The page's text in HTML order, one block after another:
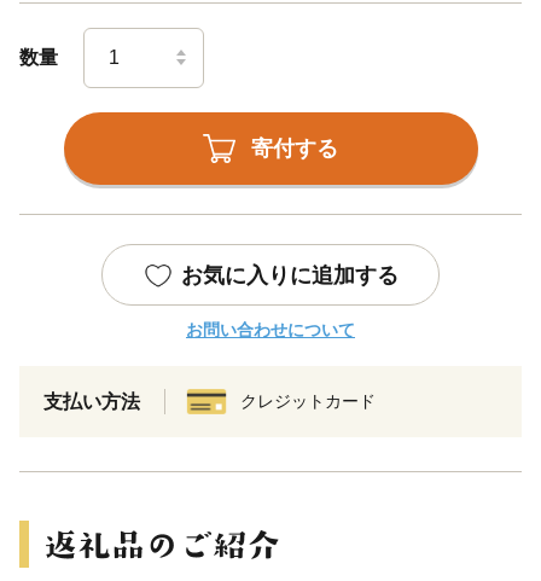
数量
寄付する
お気に入りに追加する
お問い合わせについて
支払い方法 クレジットカード